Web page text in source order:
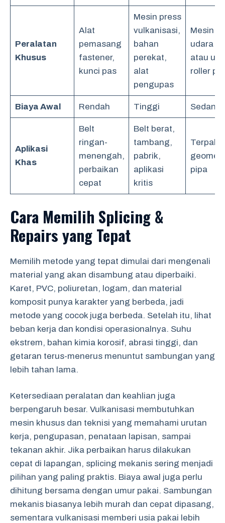
Peralatan
Khusus
Alat
pemasang
fastener,
kunci pas
Mesin press
vulkanisasi,
bahan
perekat,
alat
pengupas
Mesin
udara
atau
roller
Biaya Awal Rendah Tinggi Sedang
Aplikasi
Khas
Belt
ringan-
menengah,
perbaikan
cepat
Belt berat,
tambang,
pabrik,
aplikasi
kritis
Terpal,
pipa
Cara Memilih Splicing &
Repairs yang Tepat
Memilih metode yang tepat dimulai dari mengenali
material yang akan disambung atau diperbaiki.
Karet, PVC, poliuretan, logam, dan material
komposit punya karakter yang berbeda, jadi
metode yang cocok juga berbeda. Setelah itu, lihat
beban kerja dan kondisi operasionalnya. Suhu
ekstrem, bahan kimia korosif, abrasi tinggi, dan
getaran terus-menerus menuntut sambungan yang
lebih tahan lama.
Ketersediaan peralatan dan keahlian juga
berpengaruh besar. Vulkanisasi membutuhkan
mesin khusus dan teknisi yang memahami urutan
kerja, pengupasan, penataan lapisan, sampai
tekanan akhir. Jika perbaikan harus dilakukan
cepat di lapangan, splicing mekanis sering menjadi
pilihan yang paling praktis. Biaya awal juga perlu
dihitung bersama dengan umur pakai. Sambungan
mekanis biasanya lebih murah dan cepat dipasang,
sementara vulkanisasi memberi usia pakai lebih